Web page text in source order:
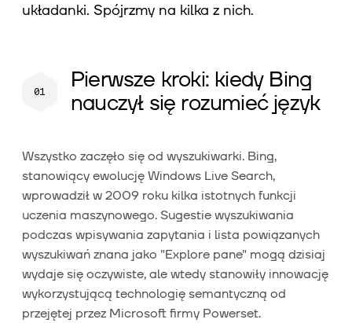
układanki. Spójrzmy na kilka z nich.
Pierwsze kroki: kiedy Bing
nauczył się rozumieć język
Wszystko zaczęło się od wyszukiwarki. Bing,
stanowiący ewolucję Windows Live Search,
wprowadził w 2009 roku kilka istotnych funkcji
uczenia maszynowego. Sugestie wyszukiwania
podczas wpisywania zapytania i lista powiązanych
wyszukiwań znana jako "Explore pane" mogą dzisiaj
wydaje się oczywiste, ale wtedy stanowiły innowację
wykorzystującą technologię semantyczną od
przejętej przez Microsoft firmy Powerset.